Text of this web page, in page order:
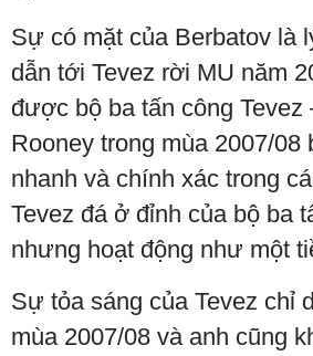
Sự có mặt của Berbatov là
dẫn tới Tevez rời MU năm
được bộ ba tấn công Tevez
Rooney trong mùa 2007/08
nhanh và chính xác trong
Tevez đá ở đỉnh của bộ ba
nhưng hoạt động như một
Sự tỏa sáng của Tevez chỉ
mùa 2007/08 và anh cũng